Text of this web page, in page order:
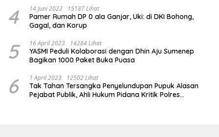
4 14 Juni 2022 15187 Lihat
Pamer Rumah DP 0 ala Ganjar, Uki: di DKI Bohong,
Gagal, dan Korup
5 16 April 2023 14284 Lihat
YASMI Peduli Kolaborasi dengan Dhin Aju Sumenep
Bagikan 1000 Paket Buka Puasa
6 1 April 2023 12502 Lihat
Tak Tahan Tersangka Penyelundupan Pupuk Alasan
Pejabat Publik, Ahli Hukum Pidana Kritik Polres